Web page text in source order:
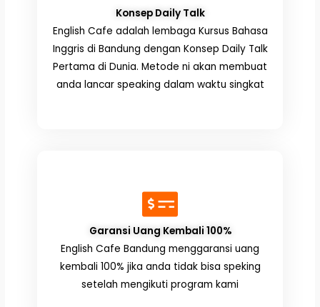
Konsep Daily Talk
English Cafe adalah lembaga Kursus Bahasa
Inggris di Bandung dengan Konsep Daily Talk
Pertama di Dunia. Metode ni akan membuat
anda lancar speaking dalam waktu singkat
Garansi Uang Kembali 100%
English Cafe Bandung menggaransi uang
kembali 100% jika anda tidak bisa speking
setelah mengikuti program kami